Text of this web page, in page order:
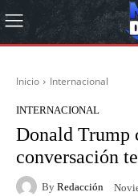
Inicio Internacional
INTERNACIONAL
Donald Trump
conversación
By Redacción